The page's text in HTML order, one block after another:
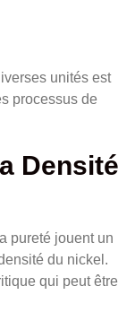
unités est
processus de
Densité
pureté jouent un
du nickel.
qui peut être